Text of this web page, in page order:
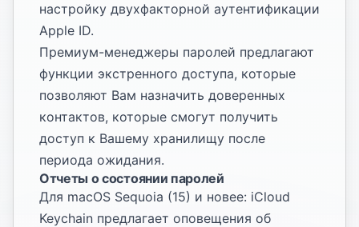
настройку двухфакторной аутентификации
Apple ID.
Премиум-менеджеры паролей предлагают
функции экстренного доступа, которые
позволяют Вам назначить доверенных
контактов, которые смогут получить
доступ к Вашему хранилищу после
периода ожидания.
Отчеты о состоянии паролей
Для macOS Sequoia (15) и новее: iCloud
Keychain предлагает оповещения об